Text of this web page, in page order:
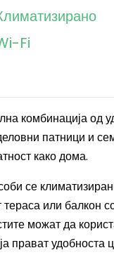
Fi
комбинација од
патници и
како дома.
се
или балкон
можат да
прават удобноста